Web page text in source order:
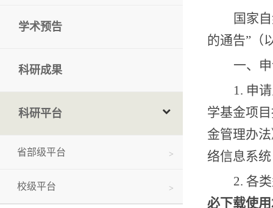
学术预告
科研成果
科研平台
省部级平台
校级平台
国家
的通告”
一、
1. 申
学基金项
金管理办
络信息系
2. 各
必下载使用